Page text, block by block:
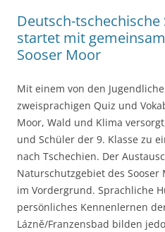
Deutsch-
startet mit
Sooser Moor
Mit einem von den
zweisprachigen Quiz und
Moor, Wald und Klima
und Schüler der 9. Klasse zu
nach Tschechien. Der
Naturschutzgebiet des
im Vordergrund. Sprachliche
persönliches Kennenlernen
Lázně/Franzensbad bilden